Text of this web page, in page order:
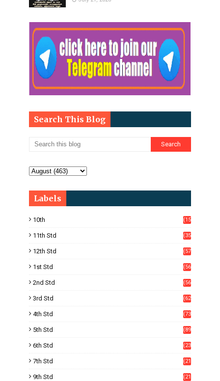
Search This Blog
Labels
10th
(15
11th Std
(35
12th Std
(57
1st Std
(56
2nd Std
(56
3rd Std
(62
4th Std
(73
5th Std
(89
6th Std
(23
7th Std
(21
9th Std
(21